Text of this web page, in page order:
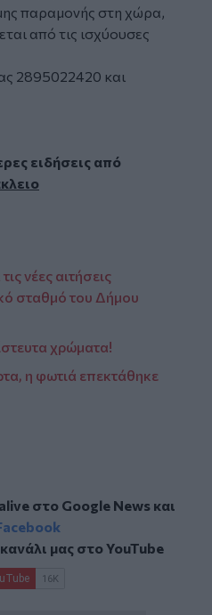
παραμονής στη χώρα,
από τις ισχύουσες
2895022420 και
ειδήσεις από
νέες αιτήσεις
σταθμό του Δήμου
χρώματα!
η φωτιά επεκτάθηκε
στο Google Newsκαι
μας στοYouTube